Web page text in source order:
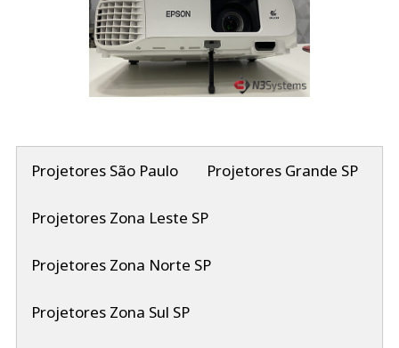
Projetores São Paulo Projetores Grande SP
Projetores Zona Leste SP
Projetores Zona Norte SP
Projetores Zona Sul SP